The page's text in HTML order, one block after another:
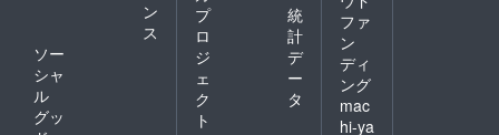
ン
ス
ソー
シャ
ル
グッ
プ
ロ
ジ
ェ
ク
ト
統
計
デ
ー
タ
ファ
ン
ディ
ング
mac
hi-ya